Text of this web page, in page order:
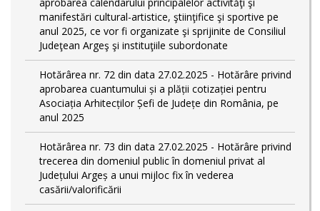
manifestări cultural-artistice, ştiinţifice şi sportive pe
anul 2025, ce vor fi organizate şi sprijinite de Consiliul
Judeţean Argeş şi instituţiile subordonate
Hotărârea nr. 72 din data 27.02.2025 - Hotărâre privind
aprobarea cuantumului și a plății cotizației pentru
Asociația Arhitecților Șefi de Județe din România, pe
anul 2025
Hotărârea nr. 73 din data 27.02.2025 - Hotărâre privind
trecerea din domeniul public în domeniul privat al
Județului Argeș a unui mijloc fix în vederea
casării/valorificării